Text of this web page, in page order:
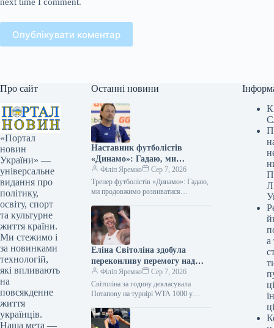
next time I comment.
Опублікувати коментар
Про сайт
«Портал
новин
України» —
універсальне
видання про
політику,
освіту, спорт
та культурне
життя країни.
Ми стежимо і
за новинками
технологій,
які впливають
на
повсякденне
життя
українців.
Наша мета —
Останні новини
Наставник футболістів
«Динамо»: Гадаю, ми
продовжимо розвиватися
Філіп Яремко
Сер 7, 2026
Тренер футболістів «Динамо»: Гадаю,
ми продовжимо розвиватися
зустрічі 3-го відбіркового етапу Ліги
конференцій гравці київського…
Еліна Світоліна здобула
переконливу перемогу над
Анастасією Потаповою за
годину на турнірі WTA 1000 у
Торонто.
Філіп Яремко
Сер 7, 2026
Світоліна за годину декласувала
Потапову на турнірі WTA 1000 у
Найкраща тенісистка України Еліна
Світоліна впевнено…
Л
а
ці